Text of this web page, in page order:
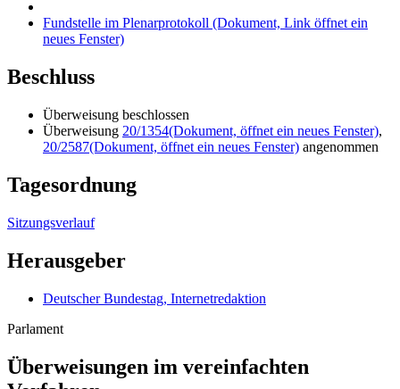
Fundstelle im Plenarprotokoll (Dokument, Link öffnet ein
neues Fenster)
Beschluss
Überweisung beschlossen
Überweisung 20/1354(Dokument, öffnet ein neues Fenster),
20/2587(Dokument, öffnet ein neues Fenster) angenommen
Tagesordnung
Sitzungsverlauf
Herausgeber
Deutscher Bundestag, Internetredaktion
Parlament
Überweisungen im vereinfachten